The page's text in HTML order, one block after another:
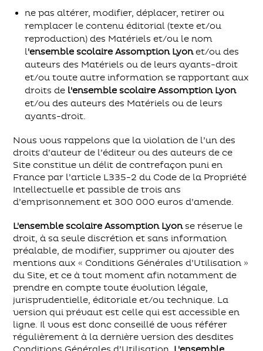
ne pas altérer, modifier, déplacer, retirer ou
remplacer le contenu éditorial (texte et/ou
reproduction) des Matériels et/ou le nom
l'ensemble scolaire Assomption Lyonet/ou des
auteurs des Matériels ou de leurs ayants-droit
et/ou toute autre information se rapportant aux
droits de l'ensemble scolaire Assomption Lyon
et/ou des auteurs des Matériels ou de leurs
ayants-droit.
Nous vous rappelons que la violation de l’un des
droits d’auteur de l’éditeur ou des auteurs de ce
Site constitue un délit de contrefaçon puni en
France par l’article L335-2 du Code de la Propriété
Intellectuelle et passible de trois ans
d’emprisonnement et 300 000 euros d’amende.
L'ensemble scolaire Assomption Lyonse réserve le
droit, à sa seule discrétion et sans information
préalable, de modifier, supprimer ou ajouter des
mentions aux « Conditions Générales d’Utilisation »
du Site, et ce à tout moment afin notamment de
prendre en compte toute évolution légale,
jurisprudentielle, éditoriale et/ou technique. La
version qui prévaut est celle qui est accessible en
ligne. Il vous est donc conseillé de vous référer
régulièrement à la dernière version des desdites